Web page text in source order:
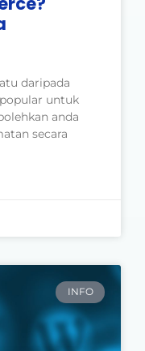
daripada
untuk
anda
secara
INFO